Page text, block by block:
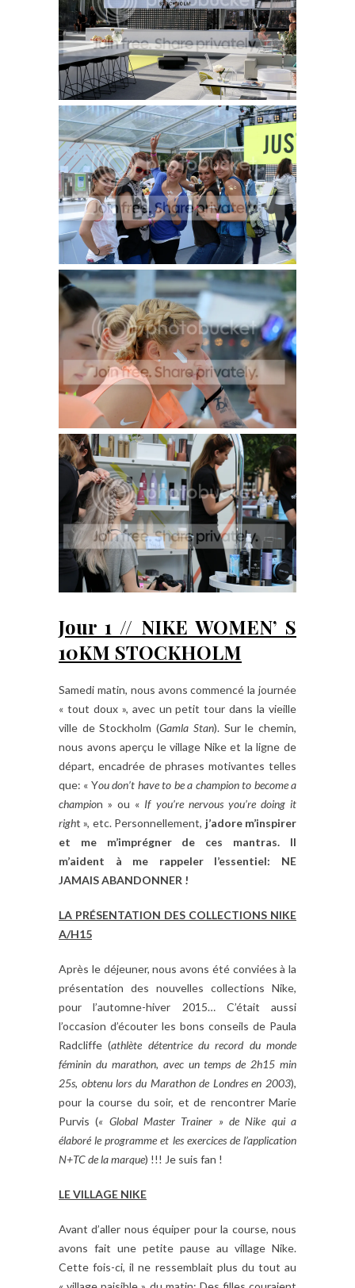
Jour 1 // NIKE WOMEN’ S
10KM STOCKHOLM
Samedi matin, nous avons commencé la journée
« tout doux », avec un petit tour dans la vieille
ville de Stockholm (Gamla Stan). Sur le chemin,
nous avons aperçu le village Nike et la ligne de
départ, encadrée de phrases motivantes telles
que: « You don’t have to be a champion to become a
champion » ou « If you’re nervous you’re doing it
right », etc. Personnellement, j’adore m’inspirer
et me m’imprégner de ces mantras. Il
m’aident à me rappeler l’essentiel: NE
JAMAIS ABANDONNER !
LA PRÉSENTATION DES COLLECTIONS NIKE
A/H15
Après le déjeuner, nous avons été conviées à la
présentation des nouvelles collections Nike,
pour l’automne-hiver 2015… C’était aussi
l’occasion d’écouter les bons conseils de Paula
Radcliffe (athlète détentrice du record du monde
féminin du marathon, avec un temps de 2h15 min
25s, obtenu lors du Marathon de Londres en 2003),
pour la course du soir, et de rencontrer Marie
Purvis (« Global Master Trainer » de Nike qui a
élaboré le programme et les exercices de l’application
N+TC de la marque) !!! Je suis fan !
LE VILLAGE NIKE
Avant d’aller nous équiper pour la course, nous
avons fait une petite pause au village Nike.
Cette fois-ci, il ne ressemblait plus du tout au